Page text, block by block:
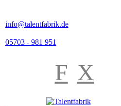
info@talentfabrik.de
05703 - 981 951
F X